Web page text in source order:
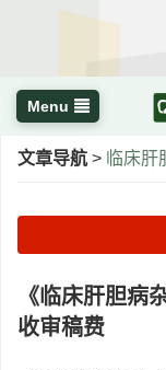
Menu
文章导航 > 临床肝
《临床肝胆病
收审稿费